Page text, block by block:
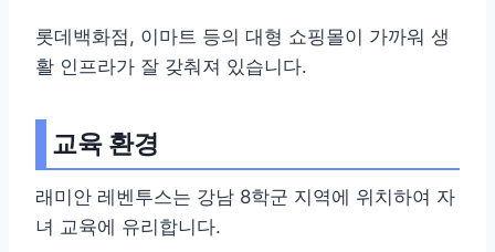
롯데백화점, 이마트 등의 대형 쇼핑몰이 가까워 생
활 인프라가 잘 갖춰져 있습니다.
교육 환경
래미안 레벤투스는 강남 8학군 지역에 위치하여 자
녀 교육에 유리합니다.